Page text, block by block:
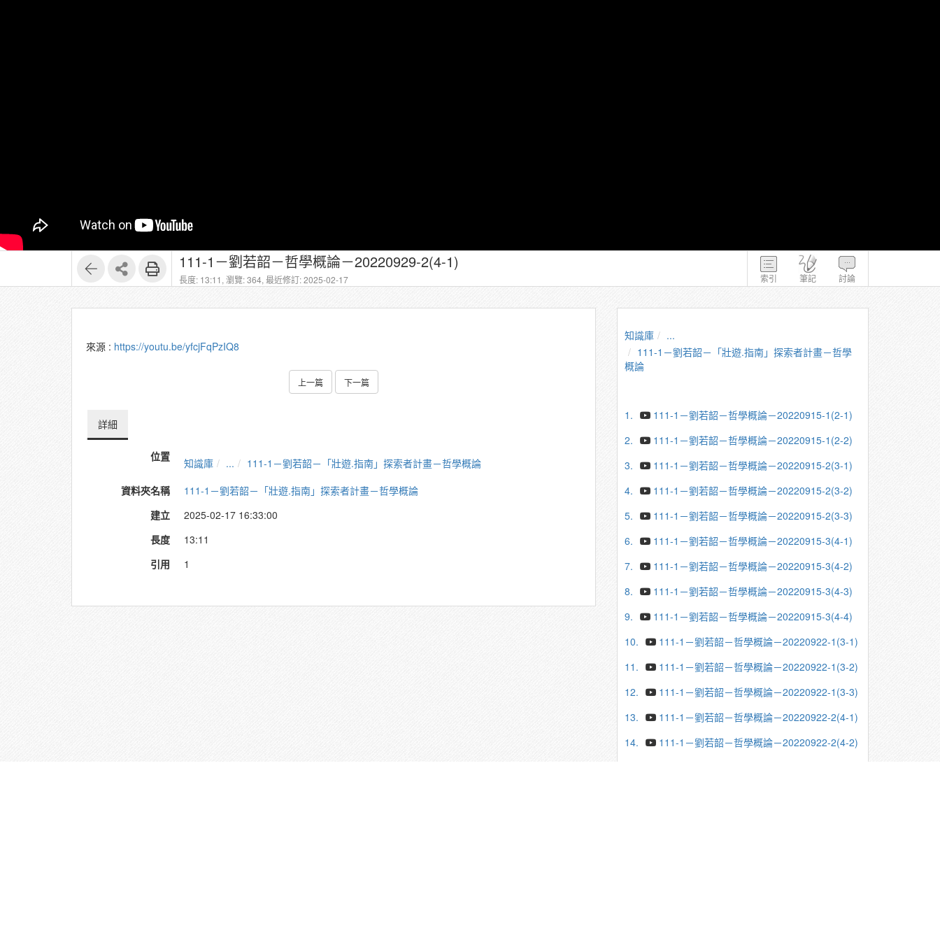
索引 筆記 討論
111-1－劉若韶－哲學概論－20220929-2(4-1)
長度: 13:11, 瀏覽: 364, 最近修訂: 2025-02-17
來源 : https://youtu.be/yfcjFqPzIQ8
上一篇 下一篇
詳細
位置 知識庫 ...
111-1－劉若韶－「壯遊.指南」探索者計畫－哲學概論
資料夾名稱
111-1－劉若韶－「壯遊.指南」探索者計畫－哲學概論
建立
2025-02-17 16:33:00
長度
13:11
引用
1
知識庫
...
111-1－劉若韶－「壯遊.指南」探索者計畫－哲學
概論
1.
111-1－劉若韶－哲學概論－20220915-1(2-1)
2.
111-1－劉若韶－哲學概論－20220915-1(2-2)
3.
111-1－劉若韶－哲學概論－20220915-2(3-1)
4.
111-1－劉若韶－哲學概論－20220915-2(3-2)
5.
111-1－劉若韶－哲學概論－20220915-2(3-3)
6.
111-1－劉若韶－哲學概論－20220915-3(4-1)
7.
111-1－劉若韶－哲學概論－20220915-3(4-2)
8.
111-1－劉若韶－哲學概論－20220915-3(4-3)
9.
111-1－劉若韶－哲學概論－20220915-3(4-4)
10.
111-1－劉若韶－哲學概論－20220922-1(3-1)
11.
111-1－劉若韶－哲學概論－20220922-1(3-2)
12.
111-1－劉若韶－哲學概論－20220922-1(3-3)
13.
111-1－劉若韶－哲學概論－20220922-2(4-1)
14.
111-1－劉若韶－哲學概論－20220922-2(4-2)